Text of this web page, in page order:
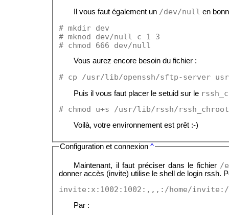
Il vous faut également un /dev/null en
# mkdir dev
# mknod dev/null c 1 3
# chmod 666 dev/null
Vous aurez encore besoin du fichier :
# cp /usr/lib/openssh/sftp-server
Puis il vous faut placer le setuid sur le
# chmod u+s /usr/lib/rssh/
Voilà, votre environnement est prêt :-)
Configuration et connexion ^
Maintenant, il faut préciser dans le fichier /
donner accès (invite) utilise le shell de login rssh.
invite:x:1002:1002:,,,:/home/invite:/
Par :